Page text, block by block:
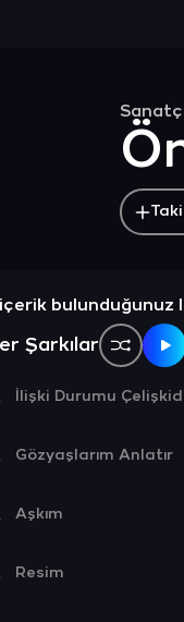
bulunduğunuz
Şarkılar
İlişki Durumu
Gözyaşlarım Anlatır
Aşkım
Resim